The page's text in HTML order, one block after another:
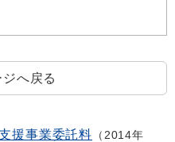
へ戻る
援事業委託料
2014年